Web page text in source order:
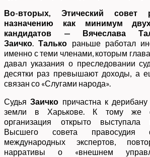
Во-вторых, Этический совет
назначению как минимум
кандидатов — Вячеслава
Заичко .Талько раньше работал
именно с теми членами, которым
давал указания о преследовании
десятки раз превышают доходы, а
связан со «Слугами народа».
СудьяЗаичко причастна к дерибану
земли в Харькове. К тому же
организация открыто
Высшего совета правосудия
международных экспертов,
нарративы о «внешнем